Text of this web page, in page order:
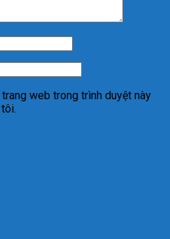
web trong trình duyệt này